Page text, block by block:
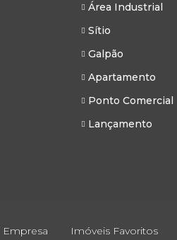
Área Industrial
Sítio
Galpão
Apartamento
Ponto Comercial
Lançamento
Empresa Imóveis Favoritos